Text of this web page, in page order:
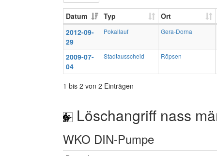
Datum Typ
Ort
2012-09-
29
Pokallauf Gera-Dorna
2009-07-
04
Stadtausscheid Röpsen
1 bis 2 von 2 Einträgen
Löschangriff nass
WKO DIN-Pumpe